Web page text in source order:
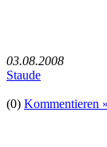
03.08.2008
Staude
(0) Kommentieren »